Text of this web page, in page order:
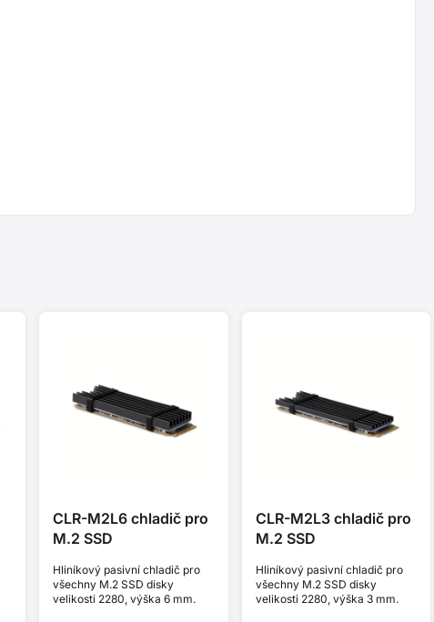
CLR-M2L6 chladič pro
M.2 SSD
Hliníkový pasivní chladič pro
všechny M.2 SSD disky
velikosti 2280, výška 6 mm.
CLR-M2L3 chladič pro
M.2 SSD
Hliníkový pasivní chladič pro
všechny M.2 SSD disky
velikosti 2280, výška 3 mm.